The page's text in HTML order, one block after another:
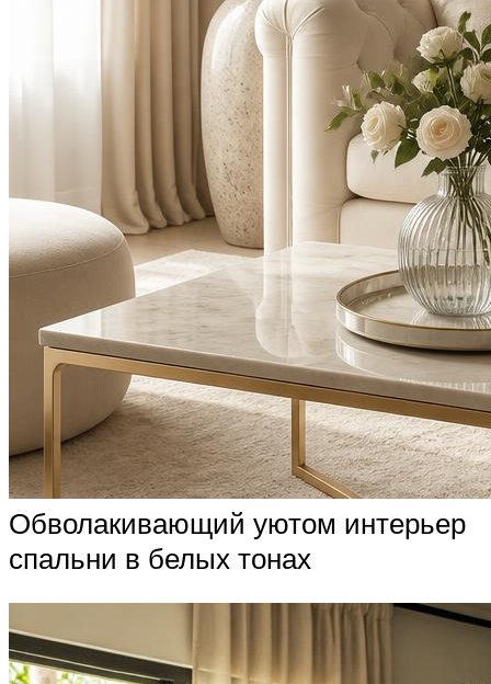
Обволакивающий уютом интерьер
спальни в белых тонах